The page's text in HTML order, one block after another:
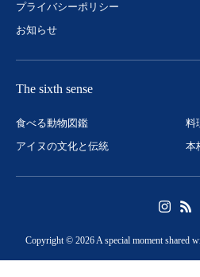
プライバシーポリシー
お知らせ
The sixth sense
食べる動物図鑑
料
アイヌの文化と伝統
本
Copyright © 2026 A special moment shared